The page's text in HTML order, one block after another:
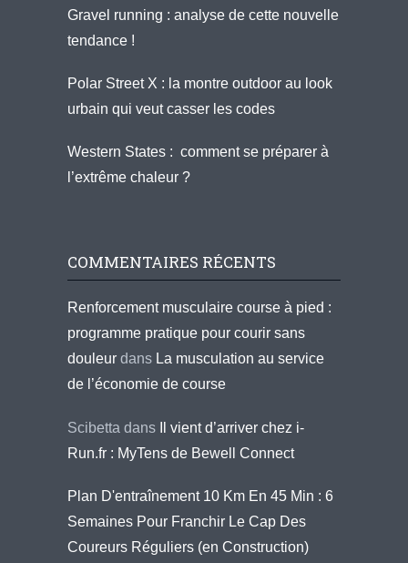
Gravel running : analyse de cette nouvelle
tendance !
Polar Street X : la montre outdoor au look
urbain qui veut casser les codes
Western States : comment se préparer à
l’extrême chaleur ?
COMMENTAIRES RÉCENTS
Renforcement musculaire course à pied :
programme pratique pour courir sans
douleur dans La musculation au service
de l’économie de course
Scibetta dans
Il vient d’arriver chez i-
Run.fr : MyTens de Bewell Connect
Plan D'entraînement 10 Km En 45 Min : 6
Semaines Pour Franchir Le Cap Des
Coureurs Réguliers (en Construction)